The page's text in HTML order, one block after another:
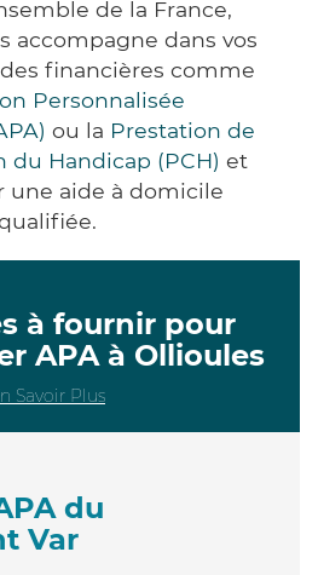
de la France,
accompagne dans vos
financières comme
Personnalisée
ou la Prestation de
du Handicap (PCH) et
une aide à domicile
à fournir pour
APA à Ollioules
Savoir Plus
du
Var